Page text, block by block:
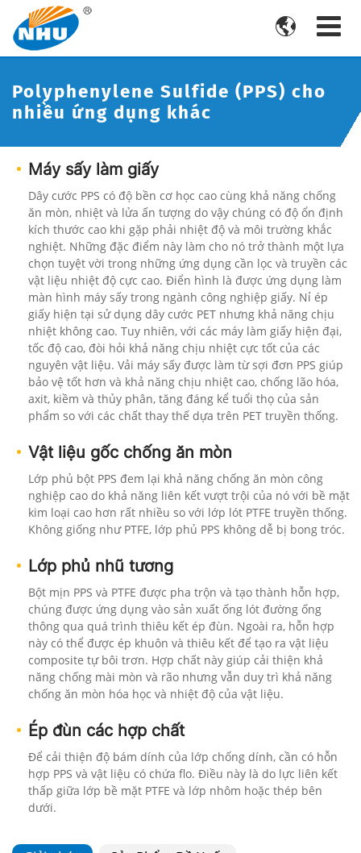

Polyphenylene Sulfide (PPS) cho
nhiều ứng dụng khác
Máy sấy làm giấy
Dây cước PPS có độ bền cơ học cao cùng khả năng chống
ăn mòn, nhiệt và lửa ấn tượng do vậy chúng có độ ổn định
kích thước cao khi gặp phải nhiệt độ và môi trường khắc
nghiệt. Những đặc điểm này làm cho nó trở thành một lựa
chọn tuyệt vời trong những ứng dụng cần lọc và truyền các
vật liệu nhiệt độ cực cao. Điển hình là được ứng dụng làm
màn hình máy sấy trong ngành công nghiệp giấy. Nỉ ép
giấy hiện tại sử dụng dây cước PET nhưng khả năng chịu
nhiệt không cao. Tuy nhiên, với các máy làm giấy hiện đại,
tốc độ cao, đòi hỏi khả năng chịu nhiệt cực tốt của các
nguyên vật liệu. Vải máy sấy được làm từ sợi đơn PPS giúp
bảo vệ tốt hơn và khả năng chịu nhiệt cao, chống lão hóa,
axit, kiềm và thủy phân, tăng đáng kể tuổi thọ của sản
phẩm so với các chất thay thế dựa trên PET truyền thống.
Vật liệu gốc chống ăn mòn
Lớp phủ bột PPS đem lại khả năng chống ăn mòn công
nghiệp cao do khả năng liên kết vượt trội của nó với bề mặt
kim loại cao hơn rất nhiều so với lớp lót PTFE truyền thống.
Không giống như PTFE, lớp phủ PPS không dễ bị bong tróc.
Lớp phủ nhũ tương
Bột mịn PPS và PTFE được pha trộn và tạo thành hỗn hợp,
chúng được ứng dụng vào sản xuất ống lót đường ống
thông qua quá trình thiêu kết ép đùn. Ngoài ra, hỗn hợp
này có thể được ép khuôn và thiêu kết để tạo ra vật liệu
composite tự bôi trơn. Hợp chất này giúp cải thiện khả
năng chống mài mòn và rão nhưng vẫn duy trì khả năng
chống ăn mòn hóa học và nhiệt độ của vật liệu.
Ép đùn các hợp chất
Để cải thiện độ bám dính của lớp chống dính, cần có hỗn
hợp PPS và vật liệu có chứa flo. Điều này là do lực liên kết
thấp giữa lớp bề mặt PTFE và lớp nhôm hoặc thép bên
dưới.